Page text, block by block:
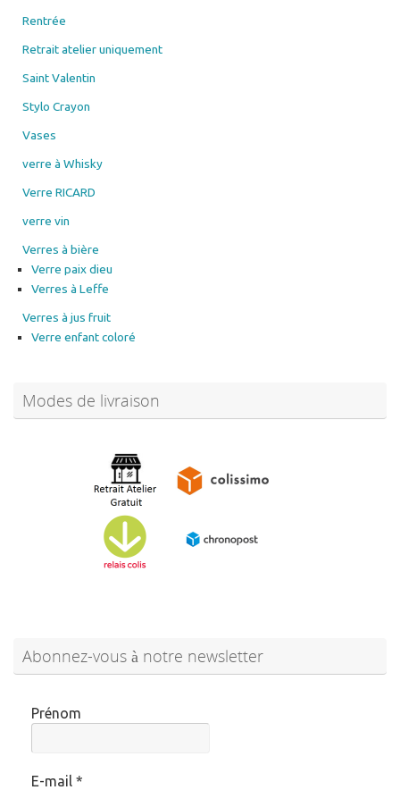
Rentrée
Retrait atelier uniquement
Saint Valentin
Stylo Crayon
Vases
verre à Whisky
Verre RICARD
verre vin
Verres à bière
Verre paix dieu
Verres à Leffe
Verres à jus fruit
Verre enfant coloré
Modes de livraison
Abonnez-vous à notre newsletter
Prénom
E-mail *